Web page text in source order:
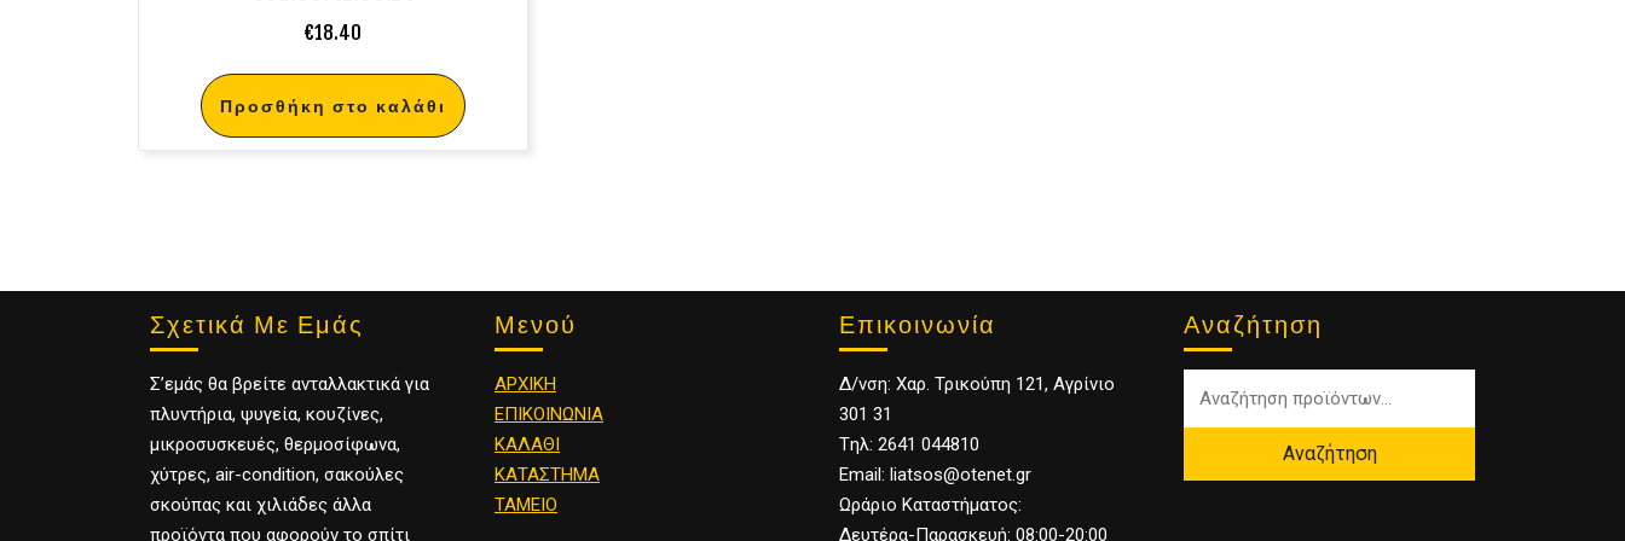
€18.40
Προσθήκη στο καλάθι
Σχετικά Με Εμάς
Σ’εμάς θα βρείτε ανταλλακτικά για
πλυντήρια, ψυγεία, κουζίνες,
μικροσυσκευές, θερμοσίφωνα,
χύτρες, air-condition, σακούλες
σκούπας και χιλιάδες άλλα
προϊόντα που αφορούν το σπίτι
Μενού
ΑΡΧΙΚΗ
ΕΠΙΚΟΙΝΩΝΙΑ
ΚΑΛΑΘΙ
ΚΑΤΑΣΤΗΜΑ
ΤΑΜΕΙΟ
Επικοινωνία
Δ/νση: Χαρ. Τρικούπη 121, Αγρίνιο
301 31
Tηλ: 2641 044810
Email: liatsos@otenet.gr
Ωράριο Καταστήματος:
Δευτέρα-Παρασκευή: 08:00-20:00
Αναζήτηση
Αναζήτηση